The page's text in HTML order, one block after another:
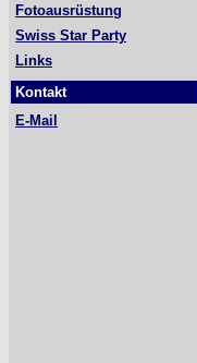
Fotoausrüstung
Swiss Star Party
Links
Kontakt
E-Mail